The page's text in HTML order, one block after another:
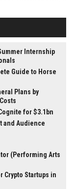
Internship
Guide to Horse
Plans by
for $3.1bn
and Audience
(Performing Arts
Crypto Startups in